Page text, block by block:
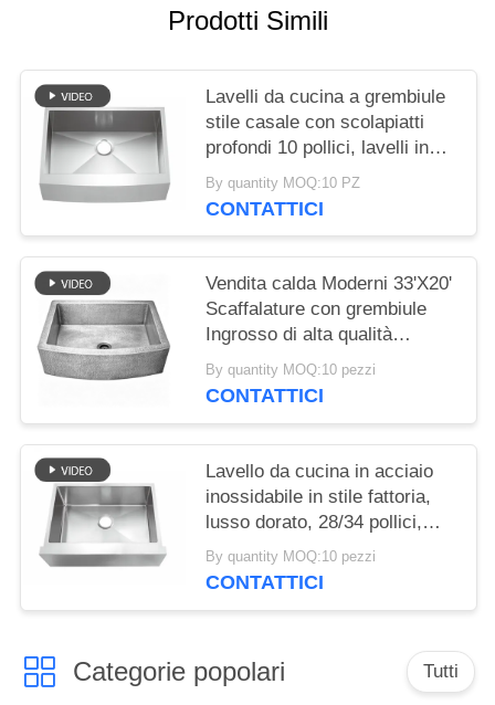
Prodotti Simili
Lavelli da cucina a grembiule
stile casale con scolapiatti
profondi 10 pollici, lavelli in
acciaio inossidabile 304 ad
alta resistenza spessi 3 mm
By quantity MOQ:10 PZ
CONTATTICI
Vendita calda Moderni 33'X20'
Scaffalature con grembiule
Ingrosso di alta qualità
profonda in 10 pollici martello
modellato bordo lavandino di
By quantity MOQ:10 pezzi
CONTATTICI
Lavello da cucina in acciaio
inossidabile in stile fattoria,
lusso dorato, 28/34 pollici,
frontale a grembiule, finitura
spazzolata calibro 18, lavello
By quantity MOQ:10 pezzi
CONTATTICI
Categorie popolari Tutti